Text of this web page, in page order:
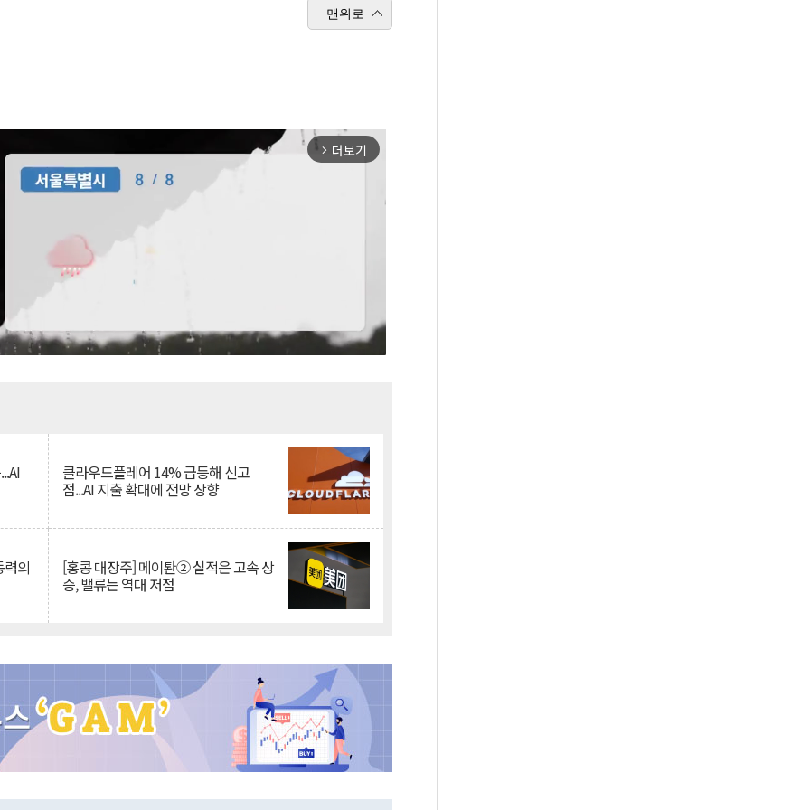
맨위로
arrow_forward_ios 더보기
클라우드플레어 14% 급등해 신고
점...AI 지출 확대에 전망 상향
의 [홍콩 대장주] 메이퇀② 실적은 고속 상
승, 밸류는 역대 저점